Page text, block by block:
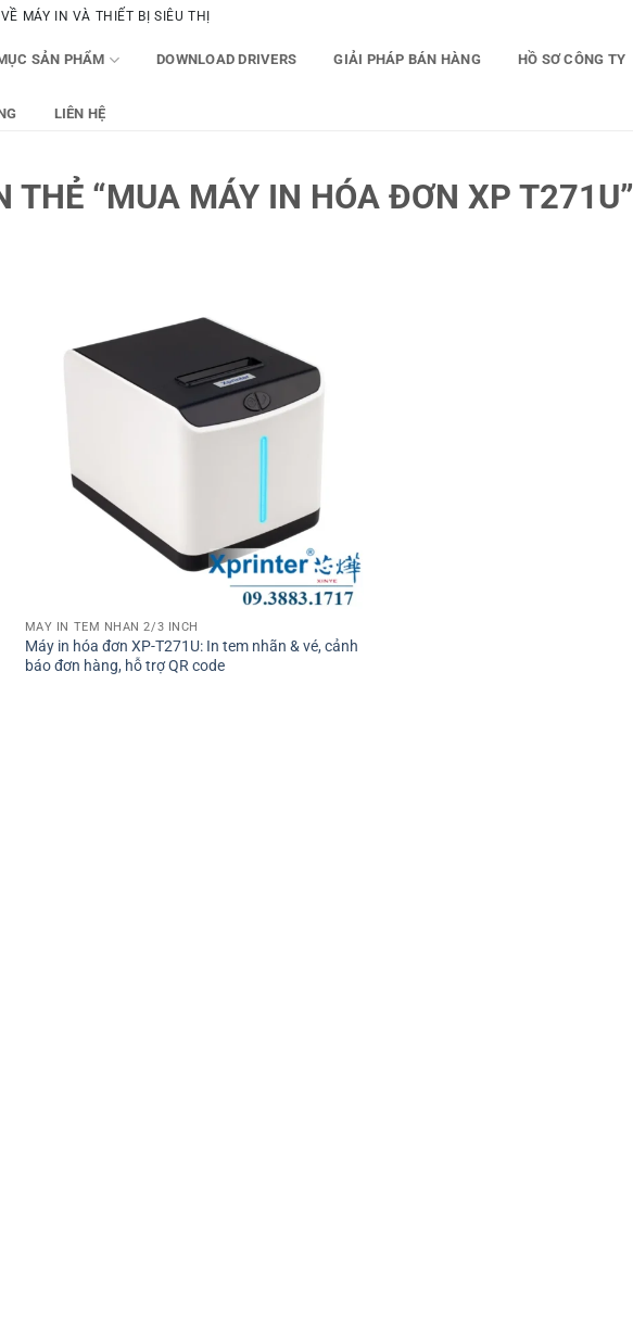
MÁY IN VÀ THIẾT BỊ SIÊU THỊ
SẢN PHẨM DOWNLOAD DRIVERS GIẢI PHÁP BÁN HÀNG HỒ SƠ CÔNG TY
LIÊN HỆ
THẺ “MUA MÁY IN HÓA ĐƠN XP T271U”
MÁY IN TEM NHÃN 2/3 INCH
Máy in hóa đơn XP-T271U: In tem nhãn & vé, cảnh
báo đơn hàng, hỗ trợ QR code